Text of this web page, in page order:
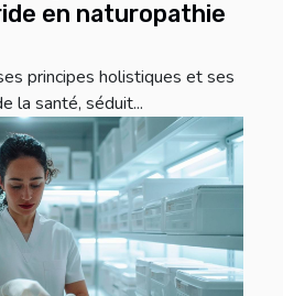
en naturopathie
principes holistiques et ses
la santé, séduit...